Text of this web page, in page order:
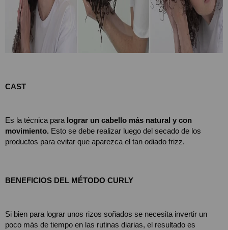
CAST
Es la técnica para lograr un cabello más natural y con
movimiento. Esto se debe realizar luego del secado de los
productos para evitar que aparezca el tan odiado frizz.
BENEFICIOS DEL MÉTODO CURLY
Si bien para lograr unos rizos soñados se necesita invertir un
poco más de tiempo en las rutinas diarias, el resultado es